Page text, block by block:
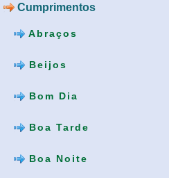
Cumprimentos
Abraços
Beijos
Bom Dia
Boa Tarde
Boa Noite